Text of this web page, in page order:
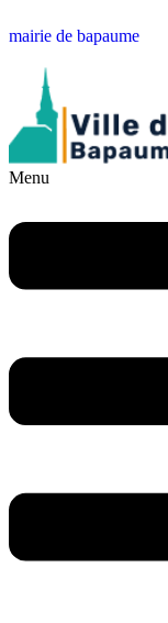
mairie de bapaume
Menu